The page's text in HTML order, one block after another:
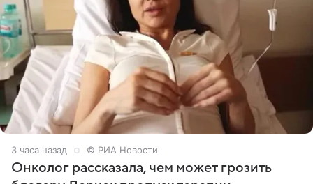
3 часа назад © РИА Новости
Онколог рассказала, чем может грозить